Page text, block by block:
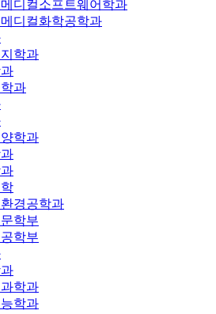
디컬소프트웨어학과
디컬화학공학과
학과
과
학과
경공학과
학부
학부
학과
학과